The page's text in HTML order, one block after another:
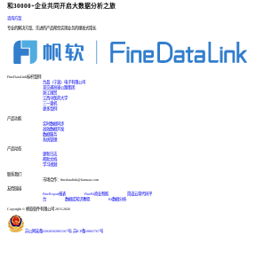
和30000+企业共同开启大数据分析之旅
咨询方案
专业的解决方案、先进的产品帮您实现业务的爆发式增长
FineDataLink标杆案例
台晶（宁波）电子有限公司
某交通高速公路集团
浙江国贸
江西中医药大学
三一重机
更多案例
产品功能
实时数据同步
高效数据开发
数据服务
系统管理
产品动态
更新日志
帮助文档
学习视频
联系我们
市场合作：finedatalink@fanruan.com
友情链接
FineReport报表
FineBI商业智能
简道云零代码平
台
数据库知识教程 BI数据分析
Copyright © 帆软软件有限公司 2015-2026
苏公网安备32020502001567号 苏ICP备18065767号